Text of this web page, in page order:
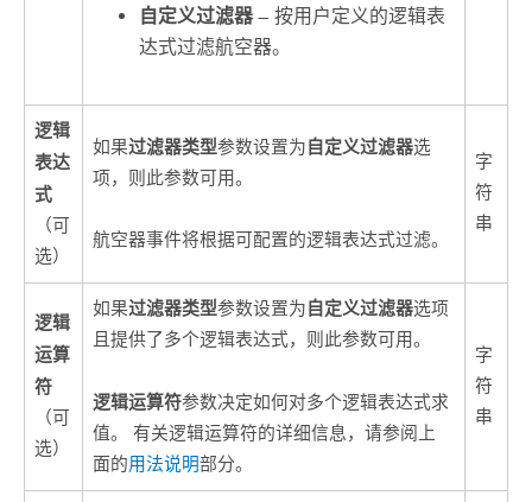
自定义过滤器— 按用户定义的逻辑表
达式过滤航空器。
逻辑
表达
式
（可
选）
如果过滤器类型参数设置为自定义过滤器选
项，则此参数可用。
航空器事件将根据可配置的逻辑表达式过滤。
字
符
串
逻辑
运算
符
（可
选）
如果过滤器类型参数设置为自定义过滤器选项
且提供了多个逻辑表达式，则此参数可用。
逻辑运算符参数决定如何对多个逻辑表达式求
值。 有关逻辑运算符的详细信息，请参阅上
面的用法说明部分。
字
符
串